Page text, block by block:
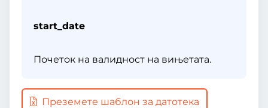
start_date
Почеток на валидност на вињетата.
Преземете шаблон за датотека